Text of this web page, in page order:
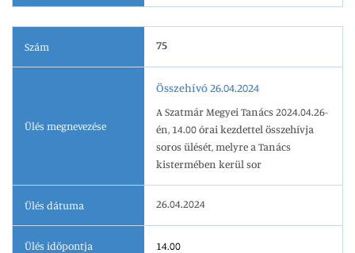
Szám 75
Ülés megnevezése
Összehívó 26.04.2024
A Szatmár Megyei Tanács 2024.04.26-
én, 14.00 órai kezdettel összehívja
soros ülését, melyre a Tanács
kistermében kerül sor
Ülés dátuma 26.04.2024
Ülés időpontja 14.00